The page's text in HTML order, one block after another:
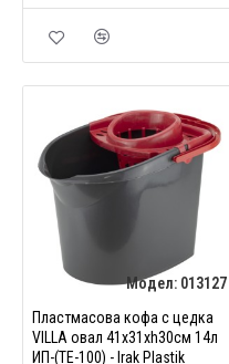
Модел: 013127
Пластмасова кофа с цедка
VILLA овал 41x31xh30см 14л
ИП-(TE-100) - Irak Plastik